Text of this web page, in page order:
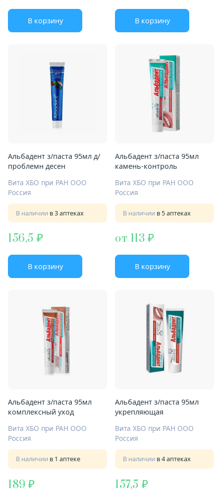
В корзину В корзину
Альбадент з/паста 95мл д/
проблемн десен
Вита ХБО при РАН ООО
Россия
В наличии в 3 аптеках
156,5
В корзину
Альбадент з/паста 95мл
камень-контроль
Вита ХБО при РАН ООО
Россия
В наличии в 5 аптеках
от 113
В корзину
Альбадент з/паста 95мл
комплексный уход
Вита ХБО при РАН ООО
Россия
В наличии в 1 аптеке
189
Альбадент з/паста 95мл
укрепляющая
Вита ХБО при РАН ООО
Россия
В наличии в 4 аптеках
157,5